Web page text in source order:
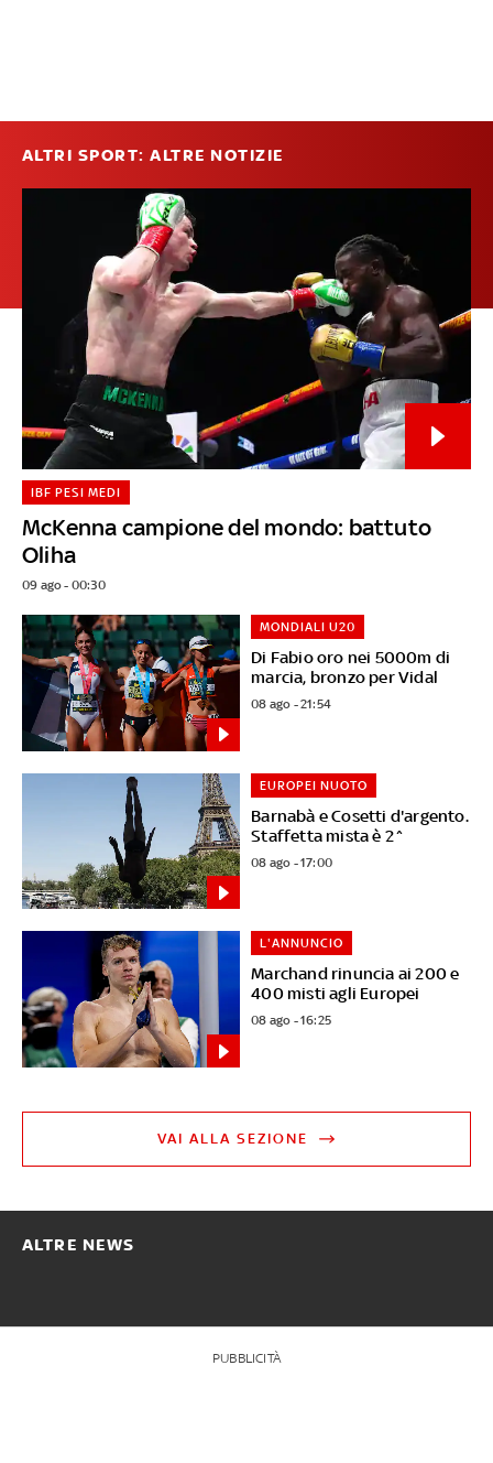
ALTRI SPORT: ALTRE NOTIZIE
McKenna campione del mondo: battuto
Oliha
IBF PESI MEDI
09 ago - 00:30
Di Fabio oro nei 5000m di
marcia, bronzo per Vidal
MONDIALI U20
08 ago - 21:54
Barnabà e Cosetti d'argento.
Staffetta mista è 2^
EUROPEI NUOTO
08 ago - 17:00
Marchand rinuncia ai 200 e
400 misti agli Europei
L'ANNUNCIO
08 ago - 16:25
VAI ALLA SEZIONE
ALTRE NEWS
PUBBLICITÀ